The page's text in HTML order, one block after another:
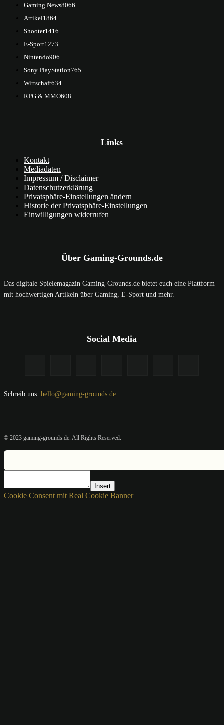
Gaming News8066
Artikel1864
Shooter1416
E-Sport1273
Nintendo906
Sony PlayStation765
Wirtschaft634
RPG & MMO608
Links
Kontakt
Mediadaten
Impressum / Disclaimer
Datenschutzerklärung
Privatsphäre-Einstellungen ändern
Historie der Privatsphäre-Einstellungen
Einwilligungen widerrufen
Über Gaming-Grounds.de
Das digitale Spielemagazin Gaming-Grounds.de bietet euch eine Plattform
mit hochwertigen Artikeln über Gaming, E-Sport und mehr.
Social Media
Schreib uns: hello@gaming-grounds.de
© 2023 gaming-grounds.de. All Rights Reserved.
Insert
Cookie Consent mit Real Cookie Banner